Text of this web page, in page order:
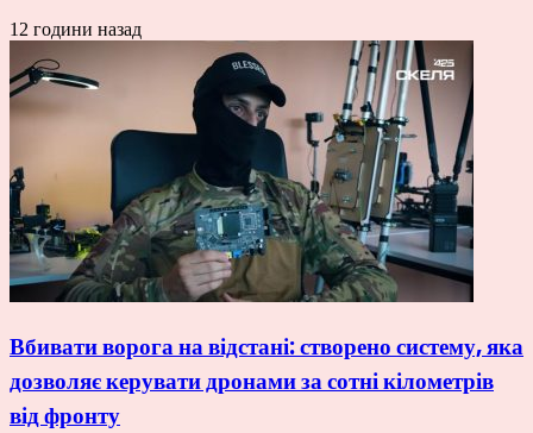
12 години назад
Вбивати ворога на відстані: створено систему, яка
дозволяє керувати дронами за сотні кілометрів
від фронту